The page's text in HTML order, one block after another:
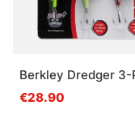
Berkley Dredger 3-
€28.90